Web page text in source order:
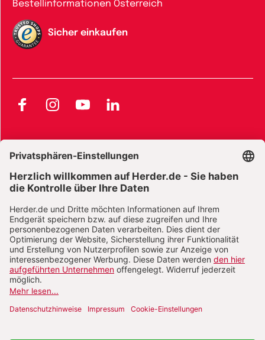
Bestellinformationen Österreich
Sicher einkaufen
FacebookInstagramYouTubeLinkedIn
Widerrufsbelehrung E-Books
Widerrufsbelehrung Zeitschriften Datenschutz
Datenschutz Social Media Barrierefreiheit
Vertrag widerrufen